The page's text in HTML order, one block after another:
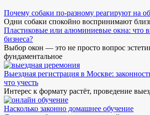
Почему собаки по-разному реагируют на
Одни собаки спокойно воспринимают
Пластиковые или алюминиевые окна: что
бизнеса?
Выбор окон — это не просто вопрос
фундаментальное
Выездная регистрация в Москве:
что учесть
Интерес к формату растёт, проведение
Насколько законно домашнее обучение